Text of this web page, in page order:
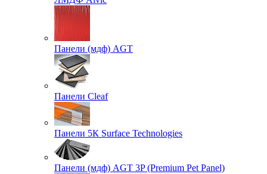
Панели (мдф) AGT
Панели Cleaf
Панели 5К Surface Technologies
Панели (мдф) AGT 3P (Premium Pet Panel)